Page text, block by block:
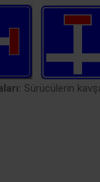
Sürücülerin